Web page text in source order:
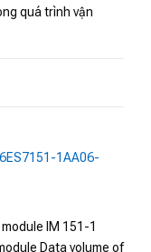
quá trình vận
1AA06-
IM 151-1
Data volume of